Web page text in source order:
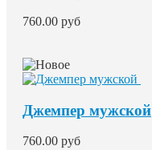
760.00 руб
Джемпер мужской
760.00 руб